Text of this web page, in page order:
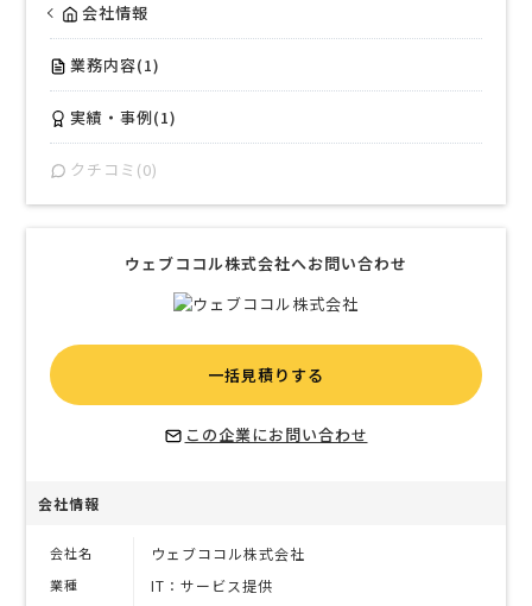
会社情報
業務内容(1)
実績・事例(1)
クチコミ(0)
ウェブココル株式会社へお問い合わせ
一括見積りする
この企業にお問い合わせ
会社情報
会社名 ウェブココル株式会社
業種 IT：サービス提供